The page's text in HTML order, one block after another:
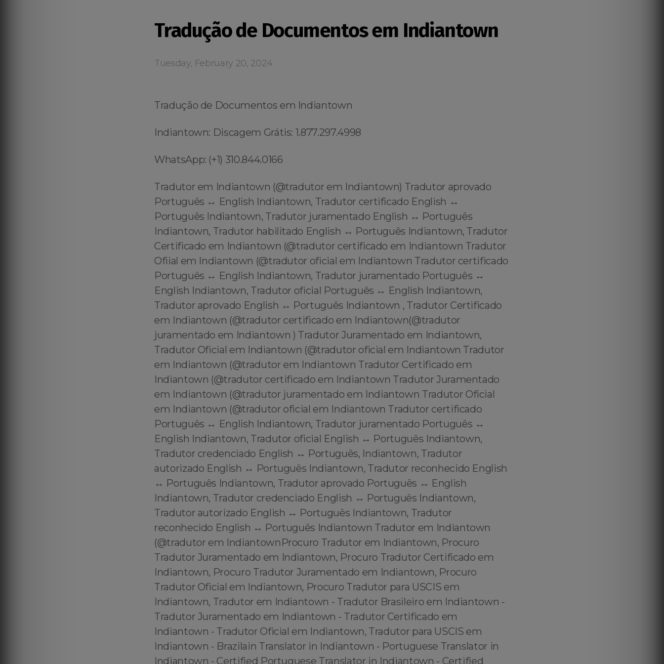
Tradução de Documentos em Indiantown
Tuesday, February 20, 2024
Tradução de Documentos em Indiantown
Indiantown: Discagem Grátis: 1.877.297.4998
WhatsApp: (+1) 310.844.0166
Tradutor em Indiantown (@tradutor em Indiantown) Tradutor aprovado
Português ↔️ English Indiantown, Tradutor certificado English ↔️
Português Indiantown, Tradutor juramentado English ↔️ Português
Indiantown, Tradutor habilitado English ↔️ Português Indiantown, Tradutor
Certificado em Indiantown (@tradutor certificado em Indiantown Tradutor
Ofiial em Indiantown (@tradutor oficial em Indiantown Tradutor certificado
Português ↔️ English Indiantown, Tradutor juramentado Português ↔️
English Indiantown, Tradutor oficial Português ↔️ English Indiantown,
Tradutor aprovado English ↔️ Português Indiantown , Tradutor Certificado
em Indiantown (@tradutor certificado em Indiantown(@tradutor
juramentado em Indiantown ) Tradutor Juramentado em Indiantown,
Tradutor Oficial em Indiantown (@tradutor oficial em Indiantown Tradutor
em Indiantown (@tradutor em Indiantown Tradutor Certificado em
Indiantown (@tradutor certificado em Indiantown Tradutor Juramentado
em Indiantown (@tradutor juramentado em Indiantown Tradutor Oficial
em Indiantown (@tradutor oficial em Indiantown Tradutor certificado
Português ↔️ English Indiantown, Tradutor juramentado Português ↔️
English Indiantown, Tradutor oficial English ↔️ Português Indiantown,
Tradutor credenciado English ↔️ Português, Indiantown, Tradutor
autorizado English ↔️ Português Indiantown, Tradutor reconhecido English
↔️ Português Indiantown, Tradutor aprovado Português ↔️ English
Indiantown, Tradutor credenciado English ↔️ Português Indiantown,
Tradutor autorizado English ↔️ Português Indiantown, Tradutor
reconhecido English ↔️ Português Indiantown Tradutor em Indiantown
(@tradutor em IndiantownProcuro Tradutor em Indiantown, Procuro
Tradutor Juramentado em Indiantown, Procuro Tradutor Certificado em
Indiantown, Procuro Tradutor Juramentado em Indiantown, Procuro
Tradutor Oficial em Indiantown, Procuro Tradutor para USCIS em
Indiantown, Tradutor em Indiantown - Tradutor Brasileiro em Indiantown -
Tradutor Juramentado em Indiantown - Tradutor Certificado em
Indiantown - Tradutor Oficial em Indiantown, Tradutor para USCIS em
Indiantown - Brazilain Translator in Indiantown - Portuguese Translator in
Indiantown - Certified Portuguese Translator in Indiantown - Certified